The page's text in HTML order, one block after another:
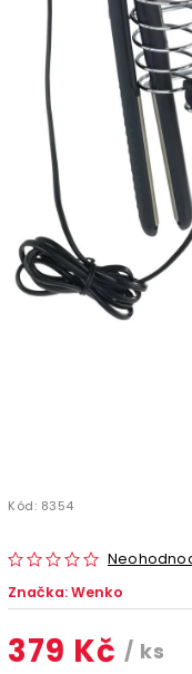
Kód: 8354
Značka:Wenko
379 Kč / ks